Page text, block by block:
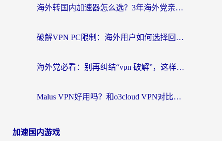
海外转国内加速器怎么选？3年海外党亲测指南，无缝刷剧玩游戏不再难
破解VPN PC限制：海外用户如何选择回国加速器实现无缝访问国内资源
海外党必看：别再纠结“vpn 破解”，这样选回国加速器才能真正无缝访问国内资源
Malus VPN好用吗？和o3cloud VPN对比哪个回国效果更好？
加速国内游戏